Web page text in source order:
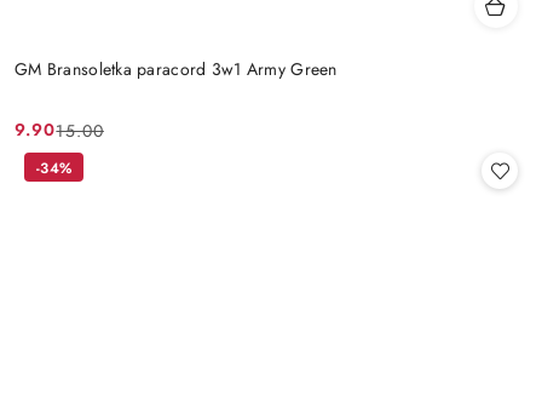
GM Bransoletka paracord 3w1 Army Green
Cena
promocyjna:
9.90
Cena
przed
15.00
-34%